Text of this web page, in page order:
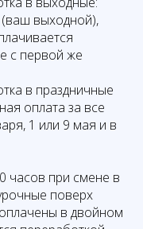
(ваш выходной),
с первой же
в праздничные
оплата за все
1 или 9 мая и в
часов при смене в
поверх
в двойном